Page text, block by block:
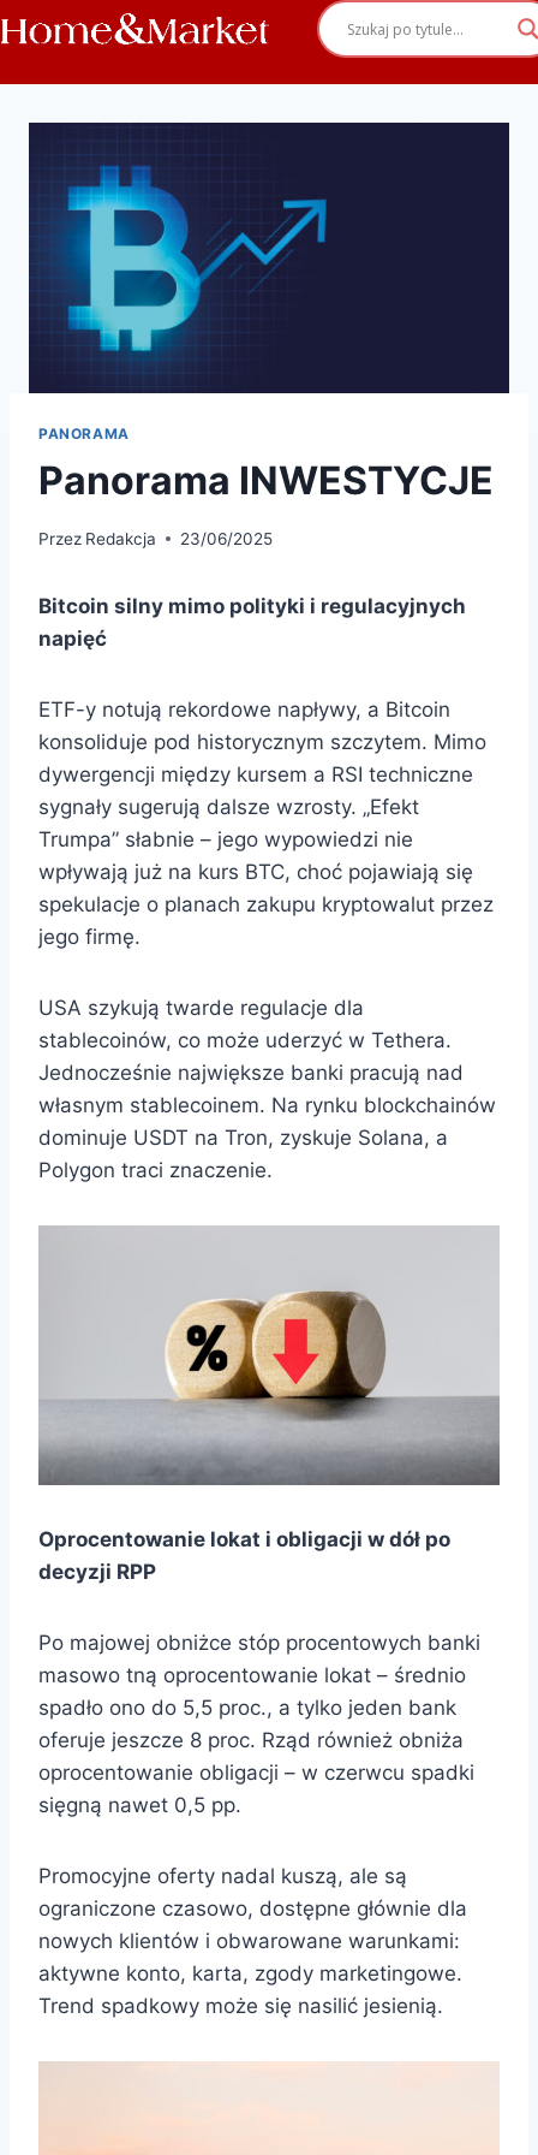
PANORAMA
Panorama INWESTYCJE
Przez Redakcja 23/06/2025
Bitcoin silny mimo polityki i regulacyjnych
napięć
ETF-y notują rekordowe napływy, a Bitcoin
konsoliduje pod historycznym szczytem. Mimo
dywergencji między kursem a RSI techniczne
sygnały sugerują dalsze wzrosty. „Efekt
Trumpa” słabnie – jego wypowiedzi nie
wpływają już na kurs BTC, choć pojawiają się
spekulacje o planach zakupu kryptowalut przez
jego firmę.
USA szykują twarde regulacje dla
stablecoinów, co może uderzyć w Tethera.
Jednocześnie największe banki pracują nad
własnym stablecoinem. Na rynku blockchainów
dominuje USDT na Tron, zyskuje Solana, a
Polygon traci znaczenie.
Oprocentowanie lokat i obligacji w dół po
decyzji RPP
Po majowej obniżce stóp procentowych banki
masowo tną oprocentowanie lokat – średnio
spadło ono do 5,5 proc., a tylko jeden bank
oferuje jeszcze 8 proc. Rząd również obniża
oprocentowanie obligacji – w czerwcu spadki
sięgną nawet 0,5 pp.
Promocyjne oferty nadal kuszą, ale są
ograniczone czasowo, dostępne głównie dla
nowych klientów i obwarowane warunkami:
aktywne konto, karta, zgody marketingowe.
Trend spadkowy może się nasilić jesienią.